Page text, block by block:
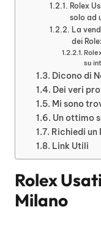
Rolex
solo ad
La
dei
su
Dicono di
Dei veri
Mi sono
Un ottimo
Richiedi un
Link Utili
Rolex
Milano